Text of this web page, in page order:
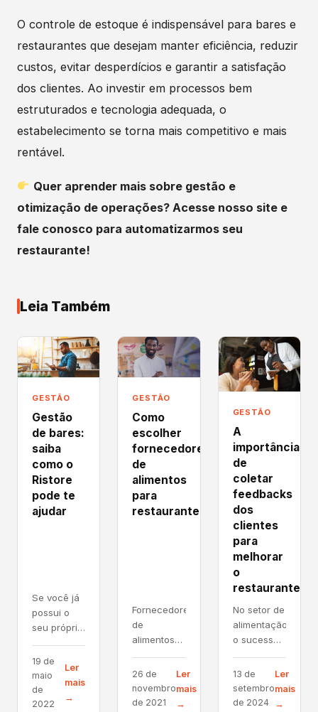
O controle de estoque é indispensável para bares e
restaurantes que desejam manter eficiência, reduzir
custos, evitar desperdícios e garantir a satisfação
dos clientes. Ao investir em processos bem
estruturados e tecnologia adequada, o
estabelecimento se torna mais competitivo e mais
rentável.
Quer aprender mais sobre gestão e
otimização de operações? Acesse nosso site e
fale conosco para automatizarmos seu
restaurante!
Leia Também
GESTÃO
Gestão
de bares:
saiba
como o
Ristore
pode te
ajudar
Se você já
possui o
seu próprio
se
preparando
para
inaugurar o
19 de
maio
de
2022
Ler
mais
→
GESTÃO
Como
escolher
fornecedores
de
alimentos
para
restaurantes
Fornecedores
de
alimentos
restaurantes: Como
escolher o
melhor
26 de
novembro
de 2021
Ler
mais
→
GESTÃO
A
importância
de
coletar
feedbacks
dos
clientes
para
melhorar
o
restaurante
No setor de
alimentação,
o sucesso
restaurante
vai além de
servir
13 de
setembro
de 2024
Ler
mais
→